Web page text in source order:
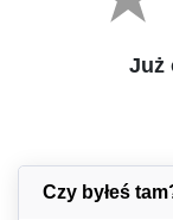
Już
Czy byłeś